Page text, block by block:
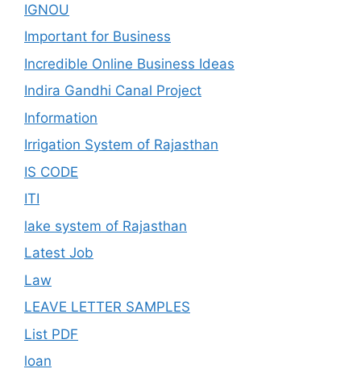
IGNOU
Important for Business
Incredible Online Business Ideas
Indira Gandhi Canal Project
Information
Irrigation System of Rajasthan
IS CODE
ITI
lake system of Rajasthan
Latest Job
Law
LEAVE LETTER SAMPLES
List PDF
loan